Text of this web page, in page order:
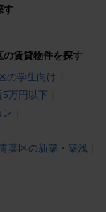
す
の賃貸物件を探す
の学生向け
万円以下
ン
葉区の新築・築浅